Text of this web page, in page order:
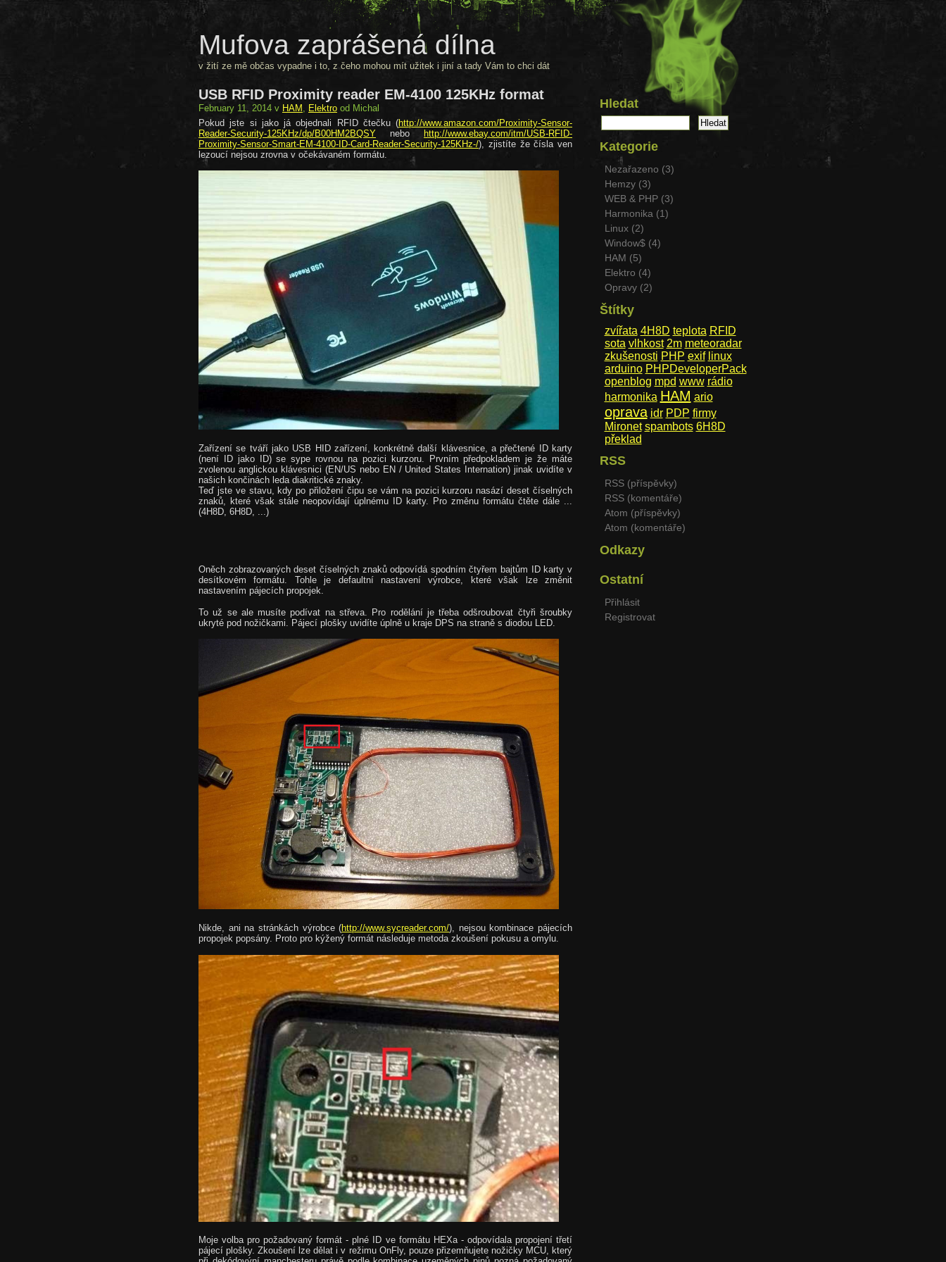
Mufova zaprášená dílna
v žití ze mě občas vypadne i to, z čeho mohou mít užitek i jiní a tady Vám to chci dát
USB RFID Proximity reader EM-4100 125KHz format
February 11, 2014 v HAM Elektro od Michal
Pokud jste si jako já objednali RFID čtečku (http://www.amazon.com/Proximity-Sensor-
Reader-Security-125KHz/dp/B00HM2BQSY nebo http://www.ebay.com/itm/USB-RFID-
Proximity-Sensor-Smart-EM-4100-ID-Card-Reader-Security-125KHz-/), zjistíte že čísla ven
lezoucí nejsou zrovna v očekávaném formátu.
Zařízení se tváří jako USB HID zařízení, konkrétně další klávesnice, a přečtené ID karty
(není ID jako ID) se sype rovnou na pozici kurzoru. Prvním předpokladem je že máte
zvolenou anglickou klávesnici (EN/US nebo EN / United States Internation) jinak uvidíte v
našich končinách leda diakritické znaky.
Teď jste ve stavu, kdy po přiložení čipu se vám na pozici kurzoru nasází deset číselných
znaků, které však stále neopovídají úplnému ID karty. Pro změnu formátu čtěte dále ...
(4H8D, 6H8D, ...)
Oněch zobrazovaných deset číselných znaků odpovídá spodním čtyřem bajtům ID karty v
desítkovém formátu. Tohle je defaultní nastavení výrobce, které však lze změnit
nastavením pájecích propojek.
To už se ale musíte podívat na střeva. Pro rodělání je třeba odšroubovat čtyři šroubky
ukryté pod nožičkami. Pájecí plošky uvidíte úplně u kraje DPS na straně s diodou LED.
Nikde, ani na stránkách výrobce (http://www.sycreader.com/), nejsou kombinace pájecích
propojek popsány. Proto pro kýžený formát následuje metoda zkoušení pokusu a omylu.
Moje volba pro požadovaný formát - plné ID ve formátu HEXa - odpovídala propojení třetí
pájecí plošky. Zkoušení lze dělat i v režimu OnFly, pouze přizemňujete nožičky MCU, který
Hledat
Kategorie
Nezařazeno (3)
Hemzy (3)
WEB & PHP (3)
Harmonika (1)
Linux (2)
Window$ (4)
HAM (5)
Elektro (4)
Opravy (2)
Štítky
zvířata 4H8D teplota RFID
sota vlhkost 2m meteoradar
zkušenosti PHP exif linux
arduino PHPDeveloperPack
openblog mpd www rádio
harmonika HAM ario
oprava idr PDP firmy
Mironet spambots 6H8D
překlad
RSS
RSS (příspěvky)
RSS (komentáře)
Atom (příspěvky)
Atom (komentáře)
Odkazy
Ostatní
Přihlásit
Registrovat